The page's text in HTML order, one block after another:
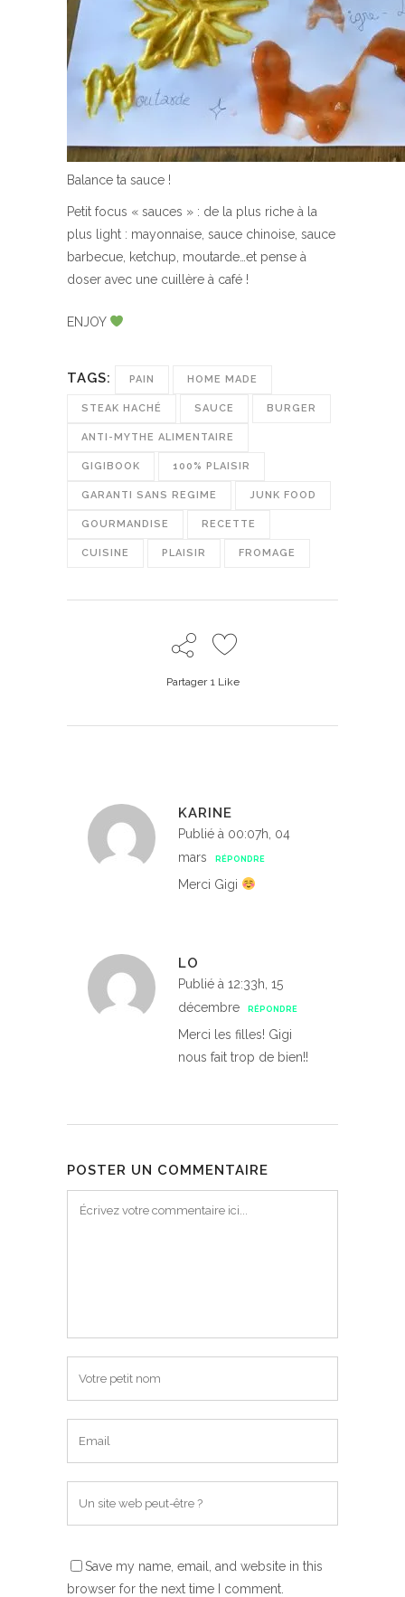
Balance ta sauce !
Petit focus « sauces » : de la plus riche à la
plus light : mayonnaise, sauce chinoise, sauce
barbecue, ketchup, moutarde…et pense à
doser avec une cuillère à café !
ENJOY
TAGS: PAIN HOME MADE
STEAK HACHÉ SAUCE BURGER
ANTI-MYTHE ALIMENTAIRE
GIGIBOOK 100% PLAISIR
GARANTI SANS REGIME JUNK FOOD
GOURMANDISE RECETTE
CUISINE PLAISIR FROMAGE
Partager 1Like
KARINE
Publié à 00:07h, 04
mars
RÉPONDRE
Merci Gigi
LO
Publié à 12:33h, 15
décembre
RÉPONDRE
Merci les filles! Gigi
nous fait trop de bien!!
POSTER UN COMMENTAIRE
Save my name, email, and website in this
browser for the next time I comment.